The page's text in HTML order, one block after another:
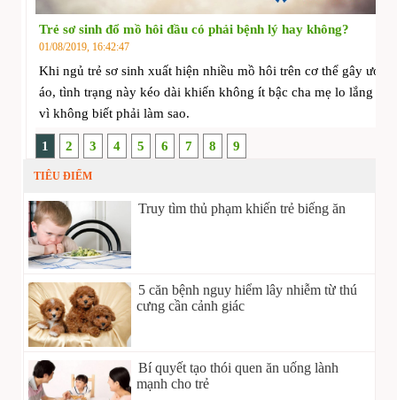
Trẻ sơ sinh đổ mồ hôi đầu có phải bệnh lý hay không?
01/08/2019, 16:42:47
Khi ngủ trẻ sơ sinh xuất hiện nhiều mồ hôi trên cơ thể gây ướt
áo, tình trạng này kéo dài khiến không ít bậc cha mẹ lo lắng
vì không biết phải làm sao.
1 2 3 4 5 6 7 8 9
TIÊU ĐIỂM
Truy tìm thủ phạm khiến trẻ biếng ăn
5 căn bệnh nguy hiểm lây nhiễm từ thú
cưng cần cảnh giác
Bí quyết tạo thói quen ăn uống lành
mạnh cho trẻ